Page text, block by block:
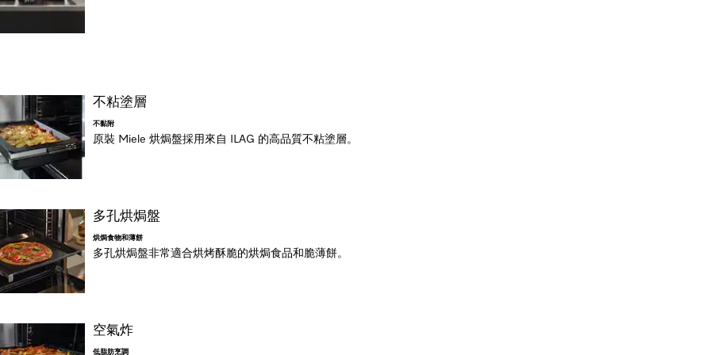
不粘塗層
不黏附
原裝 Miele 烘焗盤採用來自 ILAG 的高品質不粘塗層。
多孔烘焗盤
烘焗食物和薄餅
多孔烘焗盤非常適合烘烤酥脆的烘焗食品和脆薄餅。
空氣炸
低脂肪烹調